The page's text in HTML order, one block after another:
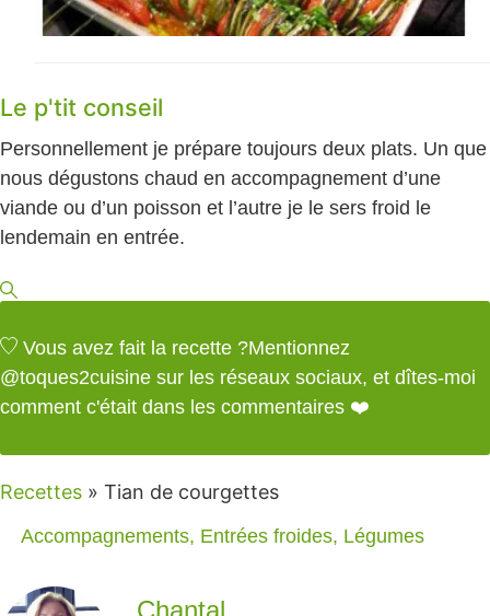
Le p'tit conseil
Personnellement je prépare toujours deux plats. Un que
nous dégustons chaud en accompagnement d’une
viande ou d’un poisson et l’autre je le sers froid le
lendemain en entrée.
Vous avez fait la recette ?Mentionnez
@toques2cuisine sur les réseaux sociaux, et dîtes-moi
comment c'était dans les commentaires ❤️
Recettes » Tian de courgettes
Accompagnements, Entrées froides, Légumes